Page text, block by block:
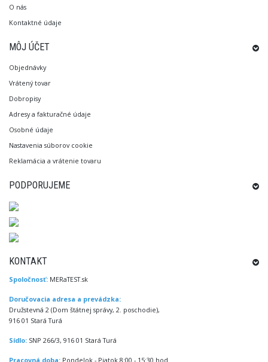
O nás
Kontaktné údaje
MÔJ ÚČET
Objednávky
Vrátený tovar
Dobropisy
Adresy a fakturačné údaje
Osobné údaje
Nastavenia súborov cookie
Reklamácia a vrátenie tovaru
PODPORUJEME
KONTAKT
Spoločnosť: MERaTEST.sk
Doručovacia adresa a prevádzka:
Družstevná 2 (Dom štátnej správy, 2. poschodie),
916 01 Stará Turá
Sídlo: SNP 266/3, 916 01 Stará Turá
Pracovná doba: Pondelok - Piatok 8:00 - 15:30 hod.